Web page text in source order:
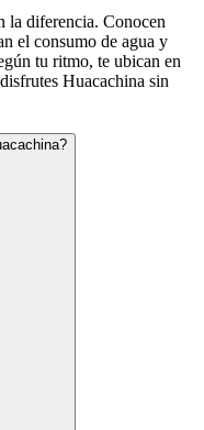
la diferencia. Conocen
el consumo de agua y
tu ritmo, te ubican en
Huacachina sin